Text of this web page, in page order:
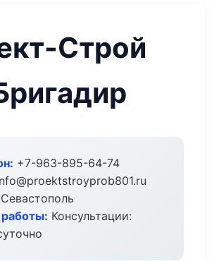
Строй
+7-963-895-64-74
Севастополь
Консультации: